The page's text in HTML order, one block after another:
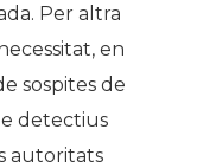
Per altra
en
sospites de
detectius
autoritats